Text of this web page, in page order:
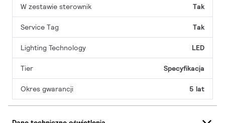
W zestawie sterownik Tak
Service Tag Tak
Lighting Technology LED
Tier Specyfikacja
Okres gwarancji 5 lat